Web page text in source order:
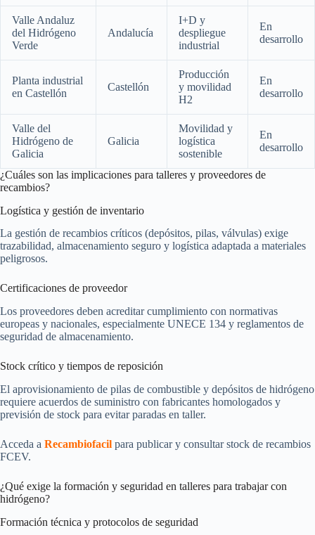
Valle Andaluz
del Hidrógeno
Verde
Andalucía
I+D y
despliegue
industrial
En
desarrollo
Planta industrial
en Castellón
Castellón
Producción
y movilidad
H2
En
desarrollo
Valle del
Hidrógeno de
Galicia
Galicia
Movilidad y
logística
sostenible
En
desarrollo
¿Cuáles son las implicaciones para talleres y proveedores de
recambios?
Logística y gestión de inventario
La gestión de recambios críticos (depósitos, pilas, válvulas) exige
trazabilidad, almacenamiento seguro y logística adaptada a materiales
peligrosos.
Certificaciones de proveedor
Los proveedores deben acreditar cumplimiento con normativas
europeas y nacionales, especialmente UNECE 134 y reglamentos de
seguridad de almacenamiento.
Stock crítico y tiempos de reposición
El aprovisionamiento de pilas de combustible y depósitos de hidrógeno
requiere acuerdos de suministro con fabricantes homologados y
previsión de stock para evitar paradas en taller.
Acceda a Recambiofacil para publicar y consultar stock de recambios
FCEV.
¿Qué exige la formación y seguridad en talleres para trabajar con
hidrógeno?
Formación técnica y protocolos de seguridad